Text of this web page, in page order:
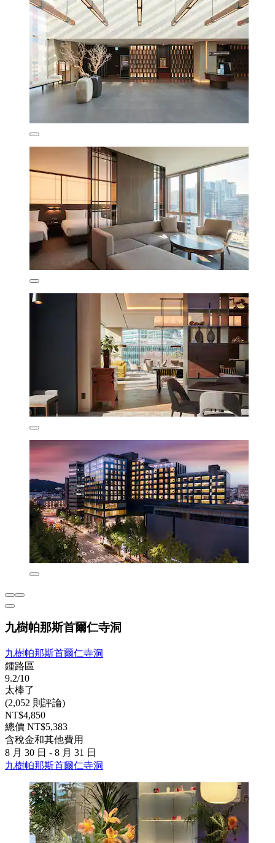
九樹帕那斯首爾仁寺洞
九樹帕那斯首爾仁寺洞
鍾路區
9.2/10
太棒了
(2,052 則評論)
NT$4,850
總價 NT$5,383
含稅金和其他費用
8 月 30 日 - 8 月 31 日
九樹帕那斯首爾仁寺洞